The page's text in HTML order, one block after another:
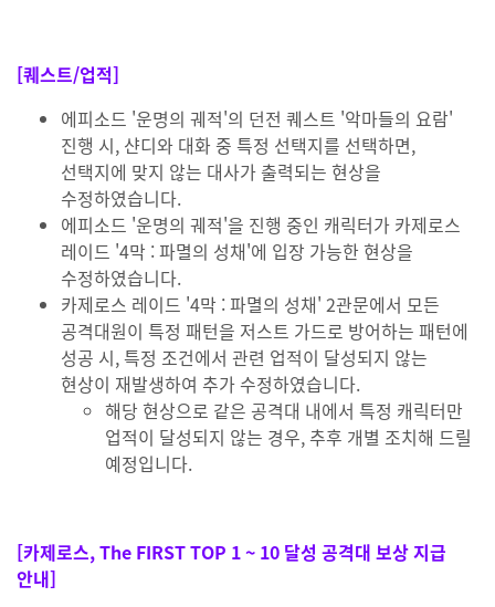
[퀘스트/업적]
에피소드 '운명의 궤적'의 던전 퀘스트 '악마들의 요람'
진행 시, 샨디와 대화 중 특정 선택지를 선택하면,
선택지에 맞지 않는 대사가 출력되는 현상을
수정하였습니다.
에피소드 '운명의 궤적'을 진행 중인 캐릭터가 카제로스
레이드 '4막 : 파멸의 성채'에 입장 가능한 현상을
수정하였습니다.
카제로스 레이드 '4막 : 파멸의 성채' 2관문에서 모든
공격대원이 특정 패턴을 저스트 가드로 방어하는 패턴에
성공 시, 특정 조건에서 관련 업적이 달성되지 않는
현상이 재발생하여 추가 수정하였습니다.
해당 현상으로 같은 공격대 내에서 특정 캐릭터만
업적이 달성되지 않는 경우, 추후 개별 조치해 드릴
예정입니다.
[카제로스, The FIRST TOP 1 ~ 10 달성 공격대 보상 지급
안내]